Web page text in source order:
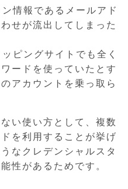
情報であるメールアド
せが流出してしまった
ピングサイトでも全く
ードを使っていたとす
アカウントを乗っ取ら
い使い方として、複数
を利用することが挙げ
なクレデンシャルスタ
性があるためです。